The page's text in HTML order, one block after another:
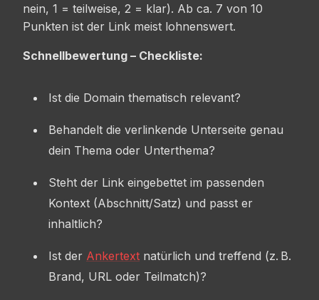
nein, 1 = teilweise, 2 = klar). Ab ca. 7 von 10
Punkten ist der Link meist lohnenswert.
Schnellbewertung – Checkliste:
Ist die Domain thematisch relevant?
Behandelt die verlinkende Unterseite genau
dein Thema oder Unterthema?
Steht der Link eingebettet im passenden
Kontext (Abschnitt/Satz) und passt er
inhaltlich?
Ist der Ankertext natürlich und treffend (z. B.
Brand, URL oder Teilmatch)?